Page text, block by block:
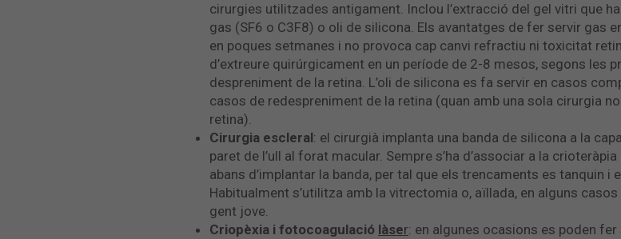
cirurgies utilitzades antigament. Inclou l’extracció del gel vitri que
gas (SF6 o C3F8) o oli de silicona. Els avantatges de fer servir gas
en poques setmanes i no provoca cap canvi refractiu ni toxicitat
d’extreure quirúrgicament en un període de 2-8 mesos, segons les
despreniment de la retina. L’oli de silicona es fa servir en casos
casos de redespreniment de la retina (quan amb una sola cirurgia
retina).
Cirurgia escleral: el cirurgià implanta una banda de silicona a la
paret de l’ull al forat macular. Sempre s’ha d’associar a la
abans d’implantar la banda, per tal que els trencaments es tanquin
Habitualment s’utilitza amb la vitrectomia o, aïllada, en alguns
gent jove.
Criopèxia i fotocoagulació làser: en algunes ocasions es poden